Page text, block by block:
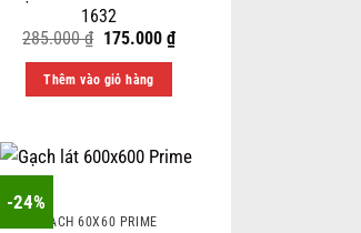
1632
285.000₫ Original
was:
285.000 ₫.
175.000 ₫Current
Thêm vào giỏ hàng
-24%
GẠCH 60X60 PRIME